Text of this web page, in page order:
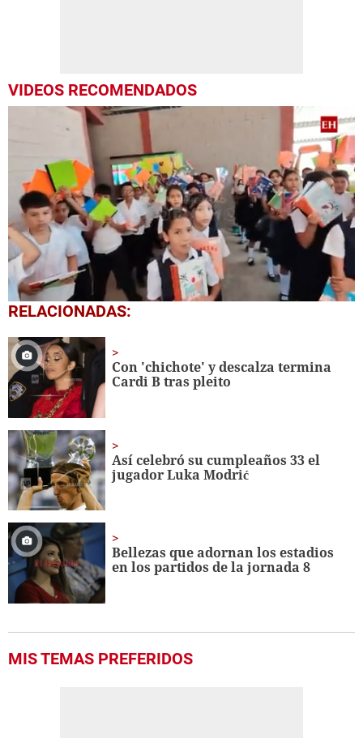
VIDEOS RECOMENDADOS
0
seconds
1
minute,
56
seconds
RELACIONADAS:
Con 'chichote' y descalza termina
Cardi B tras pleito
Así celebró su cumpleaños 33 el
jugador LukaModrić
Bellezas que adornan los estadios
en los partidos de la jornada 8
MIS TEMAS PREFERIDOS